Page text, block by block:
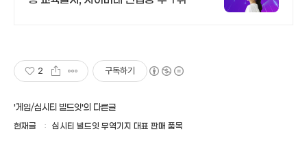
2 구독하기
'게임/심시티 빌드잇'의 다른글
현재글 심시티 빌드잇 무역기지 대표 판매 품목